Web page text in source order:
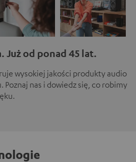
Już od ponad 45 lat.
wysokiej jakości produkty audio
Poznaj nas i dowiedz się, co robimy